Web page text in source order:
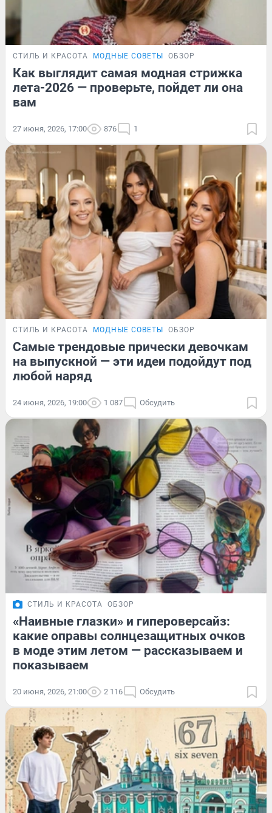
СТИЛЬ И КРАСОТА МОДНЫЕ СОВЕТЫ ОБЗОР
Как выглядит самая модная стрижка
лета-2026 — проверьте, пойдет ли она
вам
27 июня, 2026, 17:00 876 1
СТИЛЬ И КРАСОТА МОДНЫЕ СОВЕТЫ ОБЗОР
Самые трендовые прически девочкам
на выпускной — эти идеи подойдут под
любой наряд
24 июня, 2026, 19:00 1 087 Обсудить
СТИЛЬ И КРАСОТА ОБЗОР
«Наивные глазки» и гипероверсайз:
какие оправы солнцезащитных очков
в моде этим летом — рассказываем и
показываем
20 июня, 2026, 21:00 2 116 Обсудить